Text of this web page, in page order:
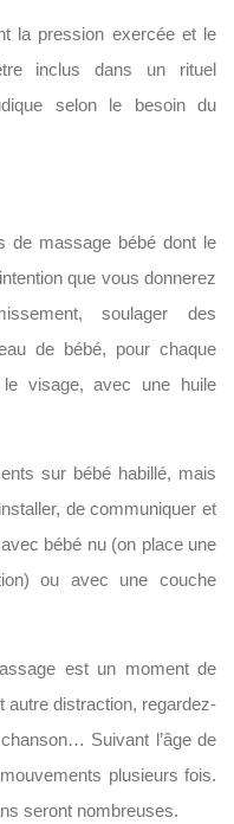
la pression exercée et le
inclus dans un rituel
selon le besoin du
de massage bébé dont le
que vous donnerez
soulager des
de bébé, pour chaque
visage, avec une huile
sur bébé habillé, mais
de communiquer et
bébé nu (on place une
ou avec une couche
est un moment de
autre distraction, regardez-
Suivant l’âge de
plusieurs fois.
seront nombreuses.